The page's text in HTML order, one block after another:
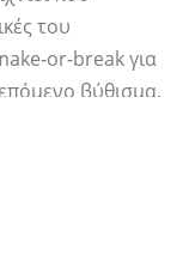
του
or-break για
βύθισμα.